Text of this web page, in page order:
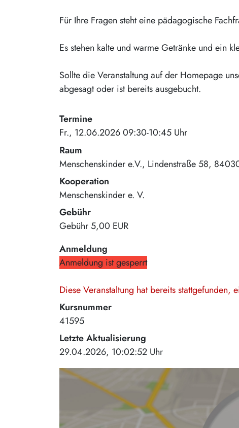
Für Ihre Fragen steht eine pädagogische
Es stehen kalte und warme Getränke und ein
Sollte die Veranstaltung auf der Homepage
abgesagt oder ist bereits ausgebucht.
Termine
Fr., 12.06.2026 09:30-10:45 Uhr
Raum
Menschenskinder e.V. Lindenstraße 58
Kooperation
Menschenskinder e. V.
Gebühr
Gebühr5,00 EUR
Anmeldung
Anmeldung ist gesperrt
Diese Veranstaltung hat bereits
Kursnummer
41595
Letzte Aktualisierung
29.04.2026, 10:02:52 Uhr